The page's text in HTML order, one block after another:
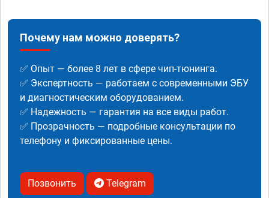
Почему нам можно доверять?
✅ Опыт — более 8 лет в сфере чип-тюнинга.
✅ Экспертность — работаем с современными ЭБУ
и диагностическим оборудованием.
✅ Надежность — гарантия на все виды работ.
✅ Прозрачность — подробные консультации по
телефону и фиксированные цены.
Позвонить Telegram